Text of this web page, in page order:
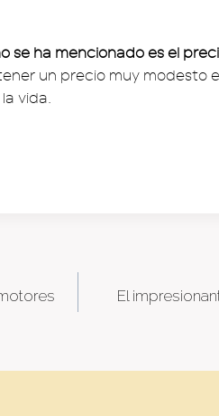
se ha mencionado es el
un precio muy modesto
vida.
El